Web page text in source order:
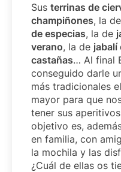
Sus terrinas de
champiñones, la de
de especias, la de
verano, la de jabalí
castañas… Al final
conseguido darle
más tradicionales
mayor para que
tener sus
objetivo es,
en familia, con
la mochila y las
¿Cuál de ellas os